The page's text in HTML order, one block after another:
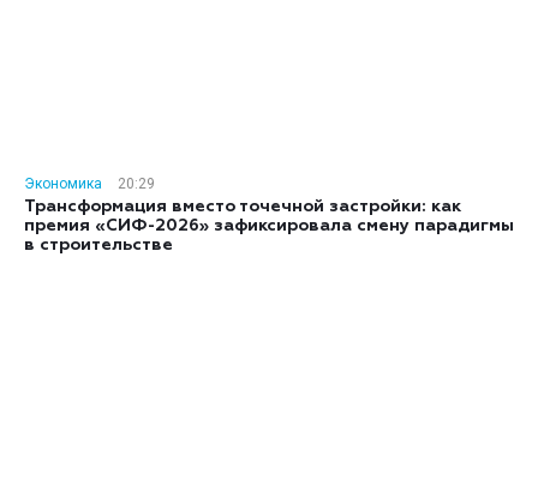
Экономика
20:29
Трансформация вместо точечной застройки: как
премия «СИФ-2026» зафиксировала смену парадигмы
в строительстве